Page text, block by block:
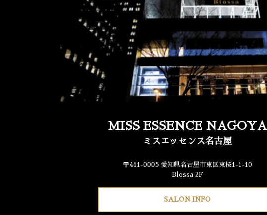
MISS ESSENCE NAGOYA
ミスエッセンス名古屋
〒461-0005 愛知県名古屋市東区東桜1-1-10
Blossa 2F
SALON INFO